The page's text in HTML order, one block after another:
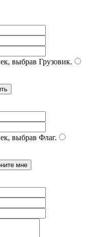
выбрав Грузовик.
выбрав Флаг.